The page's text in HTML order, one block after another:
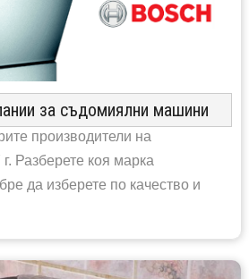
за съдомиялни машини
производители на
Разберете коя марка
да изберете по качество и